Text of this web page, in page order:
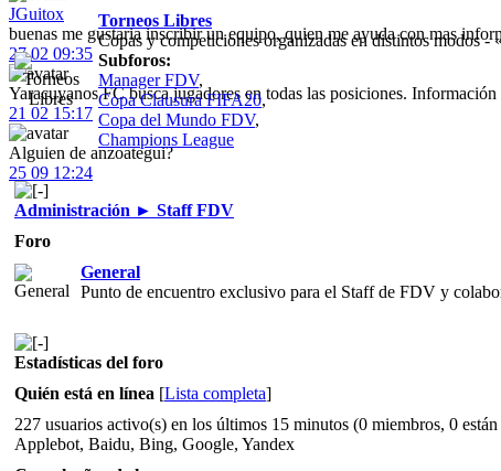
JGuitox
buenas me gustaria inscribir un equipo, quien me ayuda con mas
27 02 09:35
Yaracuyanos FC busca jugadores en todas las posiciones.
21 02 15:17
Alguien de anzoategui?
25 09 12:24
Torneos Libres
Copas y competiciones organizadas en distintos modos -
Subforos:
Manager FDV,
Copa Clausura FIFA20,
Copa del Mundo FDV,
Champions League
Administración ► Staff FDV
Foro
General
Punto de encuentro exclusivo para el Staff de FDV y
Estadísticas del foro
Quién está en línea [Lista completa]
227 usuarios activo(s) en los últimos 15 minutos (0 miembros, 0
Applebot, Baidu, Bing, Google, Yandex